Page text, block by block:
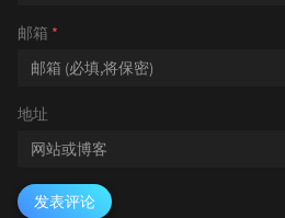
邮箱 *
地址
发表评论